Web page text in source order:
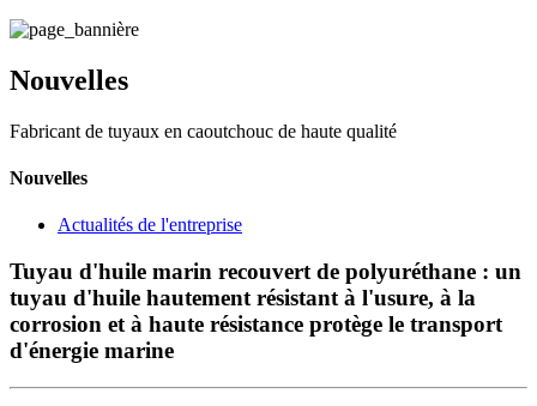
Nouvelles
Fabricant de tuyaux en caoutchouc de haute qualité
Nouvelles
Actualités de l'entreprise
Tuyau d'huile marin recouvert de polyuréthane : un
tuyau d'huile hautement résistant à l'usure, à la
corrosion et à haute résistance protège le transport
d'énergie marine